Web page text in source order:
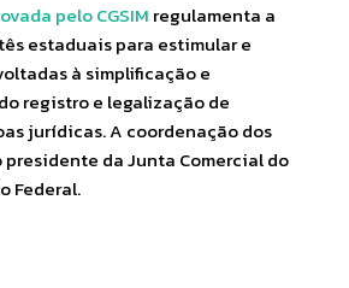
pelo CGSIM regulamenta a
estaduais para estimular e
à simplificação e
registro e legalização de
jurídicas. A coordenação dos
da Junta Comercial do
Federal.